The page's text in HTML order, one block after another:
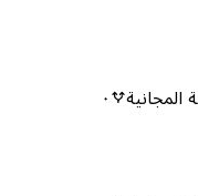
المجانية ٠